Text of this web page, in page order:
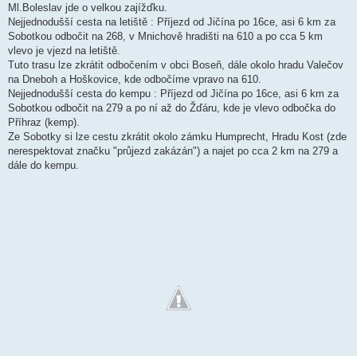
Ml.Boleslav jde o velkou zajížďku.
Nejjednodušší cesta na letiště : Příjezd od Jičína po 16ce, asi 6 km za
Sobotkou odbočit na 268, v Mnichově hradišti na 610 a po cca 5 km
vlevo je vjezd na letiště.
Tuto trasu lze zkrátit odbočením v obci Boseň, dále okolo hradu Valečov
na Dneboh a Hoškovice, kde odbočíme vpravo na 610.
Nejjednodušší cesta do kempu : Příjezd od Jičína po 16ce, asi 6 km za
Sobotkou odbočit na 279 a po ní až do Žďáru, kde je vlevo odbočka do
Příhraz (kemp).
Ze Sobotky si lze cestu zkrátit okolo zámku Humprecht, Hradu Kost (zde
nerespektovat značku "průjezd zakázán") a najet po cca 2 km na 279 a
dále do kempu.